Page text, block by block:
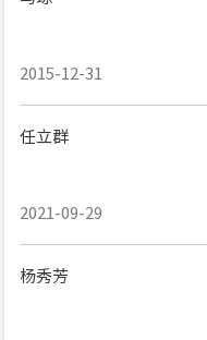
2015-12-31
任立群
2021-09-29
杨秀芳